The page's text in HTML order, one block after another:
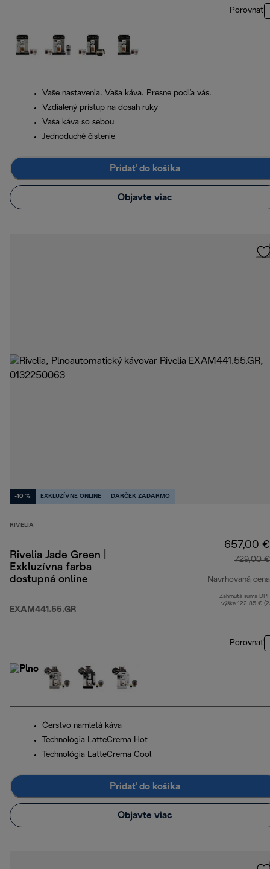
Porovnať
Vaše nastavenia. Vaša káva. Presne podľa vás.
Vzdialený prístup na dosah ruky
Vaša káva so sebou
Jednoduché čistenie
Pridať do košíka
Objavte viac
-10 % EXKLUZÍVNE ONLINE DARČEK ZADARMO
RIVELIA
Rivelia Jade Green |
Exkluzívna farba
dostupná online
EXAM441.55.GR
657,00 €
729,00 €
Navrhovaná cena
Zahrnutá suma
výške 122,85 €
Porovnať
Čerstvo namletá káva
Technológia LatteCrema Hot
Technológia LatteCrema Cool
Pridať do košíka
Objavte viac